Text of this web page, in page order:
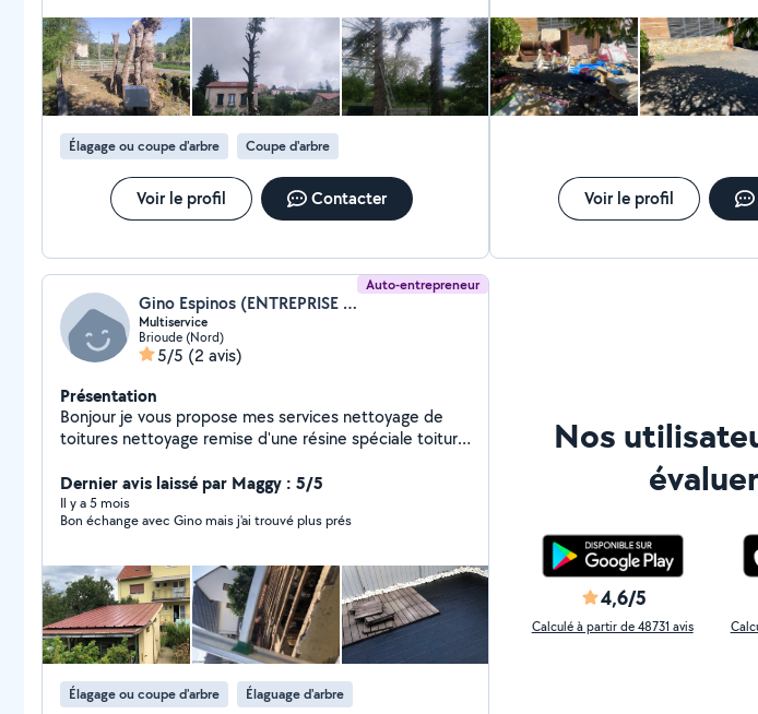
Élagage ou coupe d'arbre Coupe d'arbre
Voir le profil Contacter Voir le profil
Auto-entrepreneur
Gino Espinos (ENTREPRISE E.G)
Multiservice
Brioude (Nord)
5/5 (2 avis)
Présentation
Bonjour je vous propose mes services nettoyage de
toitures nettoyage remise d'une résine spéciale toiture
peinture traitement dallage entretien espace vert un
professionnel à votre service très ponctuel et mon
travail très soigné
Dernier avis laissé par Maggy : 5/5
Il y a 5 mois
Bon échange avec Gino mais j'ai trouvé plus prés
Élagage ou coupe d'arbre Élaguage d'arbre
Nos
4,6/5
Calculé à partir de 48731 avis